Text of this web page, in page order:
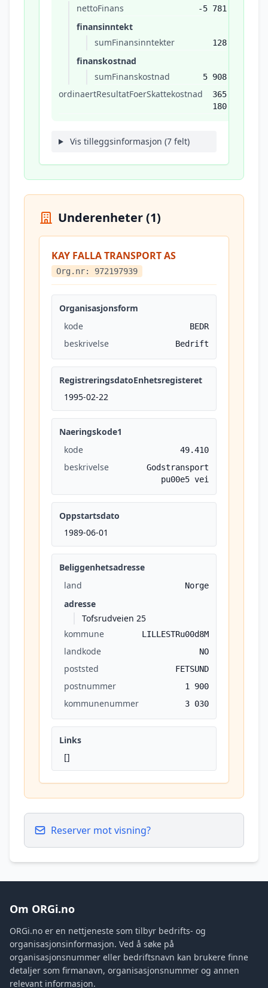
nettoFinans
-5 781
finansinntekt
sumFinansinntekter
128
finanskostnad
sumFinanskostnad
5 908
ordinaertResultatFoerSkattekostnad
365
180
Vis tilleggsinformasjon (7 felt)
Underenheter (1)
KAY FALLA TRANSPORT AS
Org.nr: 972197939
Organisasjonsform
kode
BEDR
beskrivelse Bedrift
RegistreringsdatoEnhetsregisteret
1995-02-22
Naeringskode1
kode
49.410
beskrivelse
Godstransport
pu00e5 vei
Oppstartsdato
1989-06-01
Beliggenhetsadresse
land
Norge
adresse
Tofsrudveien 25
kommune
LILLESTRu00d8M
landkode NO
poststed FETSUND
postnummer 1 900
kommunenummer 3 030
Links
[]
Reserver mot visning?
Om ORGi.no
ORGi.no er en nettjeneste som tilbyr bedrifts- og
organisasjonsinformasjon. Ved å søke på
organisasjonsnummer eller bedriftsnavn kan brukere finne
detaljer som firmanavn, organisasjonsnummer og annen
relevant informasjon.